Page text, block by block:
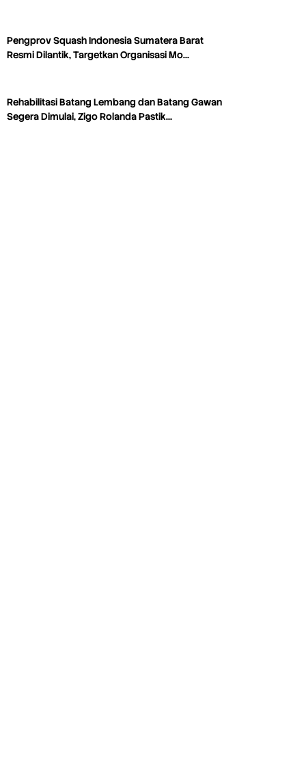
Pengprov Squash Indonesia Sumatera Barat
Resmi Dilantik, Targetkan Organisasi Mo…
Rehabilitasi Batang Lembang dan Batang Gawan
Segera Dimulai, Zigo Rolanda Pastik…